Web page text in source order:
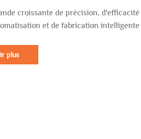
croissante de précision, d'efficacité
et de fabrication intelligente
traditionnels de pliage de tôles ou de
à satisfaire les besoins complexes et
plus